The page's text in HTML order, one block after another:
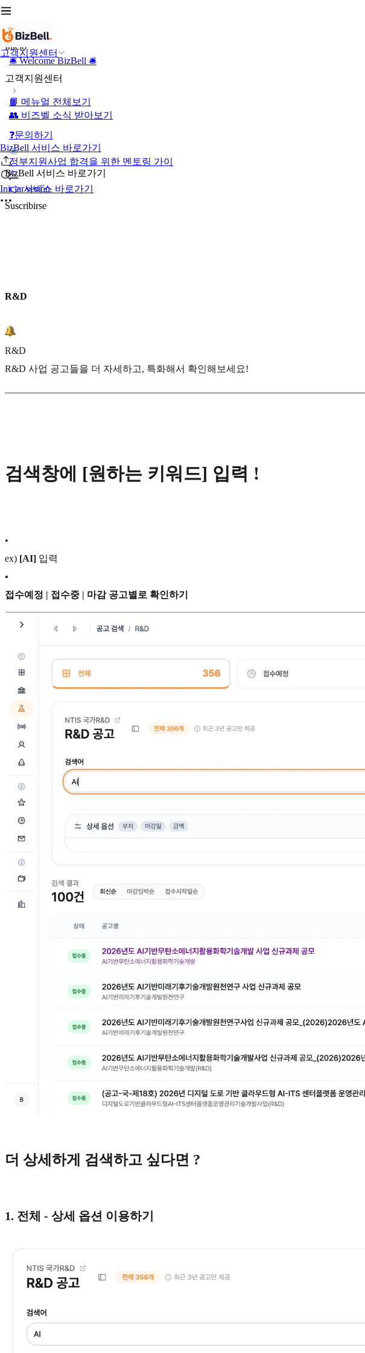
고객지원센터
BizBell 서비스 바로가기
Iniciar sesión
Inicio
🛎️ Welcome BizBell 🛎️
고객지원센터
📙 메뉴얼 전체보기
👥 비즈벨 소식 받아보기
❓문의하기
정부지원사업 합격을 위한 멘토링 가이
드
BizBell 서비스 바로가기
👉 서비스 바로가기
Suscribirse
R&D
R&D
R&D 사업 공고들을 더 자세하고, 특화해서 확인해보세요!
검색창에 [원하는 키워드] 입력 !
•
ex) [AI] 입력
•
접수예정 | 접수중 | 마감 공고별로 확인하기
더 상세하게 검색하고 싶다면 ?
1. 전체 - 상세 옵션 이용하기